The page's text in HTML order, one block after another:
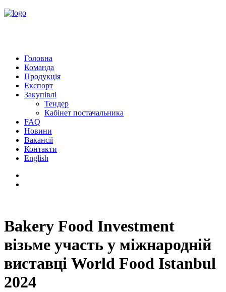
Головна
Команда
Продукція
Експорт
Закупівлі
Тендер
Кабінет постачальника
FAQ
Новини
Вакансії
Контакти
English
Bakery Food Investment
візьме участь у міжнародній
виставці World Food Istanbul
2024